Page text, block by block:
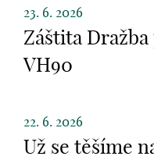
23. 6. 2026
Záštita
VH90
22. 6. 2026
Už se těšíme